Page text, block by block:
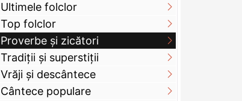
Ultimele folclor
Top folclor
Proverbe și zicători
Tradiții și superstiții
Vrăji și descântece
Cântece populare